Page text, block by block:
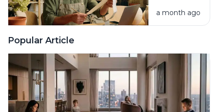
Hindari
Rugi Stok
a month ago
Popular Article